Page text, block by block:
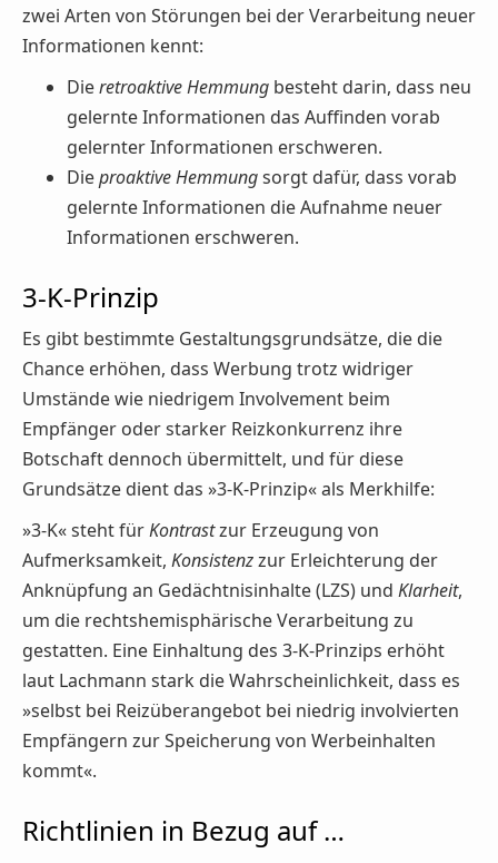
zwei Arten von Störungen bei der Verarbeitung neuer
Informationen kennt:
Dieretroaktive Hemmung besteht darin, dass neu
gelernte Informationen das Auffinden vorab
gelernter Informationen erschweren.
Dieproaktive Hemmungsorgt dafür, dass vorab
gelernte Informationen die Aufnahme neuer
Informationen erschweren.
3-K-Prinzip
Es gibt bestimmte Gestaltungsgrundsätze, die die
Chance erhöhen, dass Werbung trotz widriger
Umstände wie niedrigem Involvement beim
Empfänger oder starker Reizkonkurrenz ihre
Botschaft dennoch übermittelt, und für diese
Grundsätze dient das »3-K-Prinzip« als Merkhilfe:
»3-K« steht fürKontrastzur Erzeugung von
Aufmerksamkeit, Konsistenzzur Erleichterung der
Anknüpfung an Gedächtnisinhalte (LZS) und Klarheit,
um die rechtshemisphärische Verarbeitung zu
gestatten. Eine Einhaltung des 3-K-Prinzips erhöht
laut Lachmann stark die Wahrscheinlichkeit, dass es
»selbst bei Reizüberangebot bei niedrig involvierten
Empfängern zur Speicherung von Werbeinhalten
kommt«.
Richtlinien in Bezug auf …